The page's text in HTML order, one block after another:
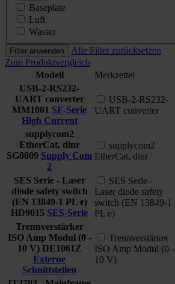
Baseplate
Luft
Wasser
Filter anwenden
Alle Filter zurücksetzen
Zum Produktvergleich
Modell
Merkzettel
USB-2-RS232-
UART converter
MM1001 SF-Serie
High Current
USB-2-RS232-
UART converter
supplycom2
EtherCat, dinr
SG0009 Supply Com
2
supplycom2
EtherCat, dinr
SES Serie - Laser
diode safety switch
(EN 13849-1 PL e)
HD9015 SES-Serie
SES Serie -
Laser diode safety
switch (EN 13849-1
PL e)
Trennverstärker
ISO Amp Modul (0 -
10 V) DE1061Z
Externe
Schnittstellen
Trennverstärker
ISO Amp Modul (0 -
10 V)